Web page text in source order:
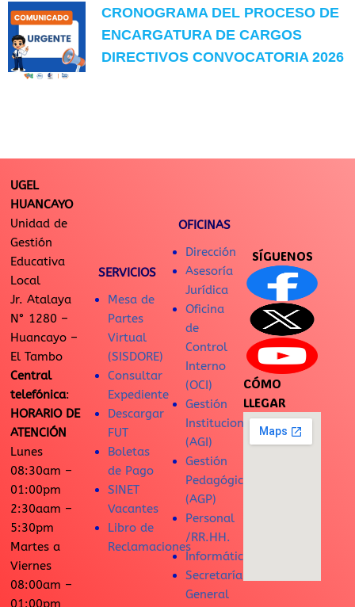
CRONOGRAMA DEL PROCESO DE
ENCARGATURA DE CARGOS
DIRECTIVOS CONVOCATORIA 2026
UGEL
HUANCAYO
Unidad de
Gestión
Educativa
Local
Jr. Atalaya
N° 1280 –
Huancayo –
El Tambo
Central
telefónica:
HORARIO DE
ATENCIÓN
Lunes
08:30am –
01:00pm
2:30aam –
5:30pm
Martes a
Viernes
08:00am –
01:00pm
SERVICIOS
Mesa de
Partes
Virtual
(SISDORE)
Consultar
Expediente
Descargar
FUT
Boletas
de Pago
SINET
Vacantes
Libro de
Reclamaciones
OFICINAS
Dirección
Asesoría
Jurídica
Oficina
de
Control
Interno
(OCI)
Gestión
Institucional
(AGI)
Gestión
Pedagógica
(AGP)
Personal
/RR.HH.
Informática
Secretaría
General
SÍGUENOS
CÓMO
LLEGAR